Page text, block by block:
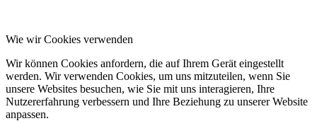
Wie wir Cookies verwenden
Wir können Cookies anfordern, die auf Ihrem Gerät eingestellt
werden. Wir verwenden Cookies, um uns mitzuteilen, wenn Sie
unsere Websites besuchen, wie Sie mit uns interagieren, Ihre
Nutzererfahrung verbessern und Ihre Beziehung zu unserer Website
anpassen.